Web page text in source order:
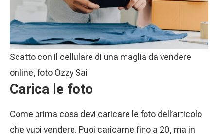
Scatto con il cellulare di una maglia da vendere
online, foto Ozzy Sai
Carica le foto
Come prima cosa devi caricare le foto dell’articolo
che vuoi vendere. Puoi caricarne fino a 20, ma in